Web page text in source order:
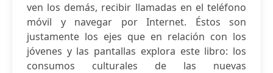
ven los demás, recibir llamadas en el teléfono
móvil y navegar por Internet. Éstos son
justamente los ejes que en relación con los
jóvenes y las pantallas explora este libro: los
consumos culturales de las nuevas